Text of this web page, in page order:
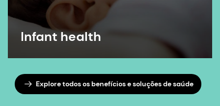
Infant health
Explore todos os benefícios e soluções de saúde